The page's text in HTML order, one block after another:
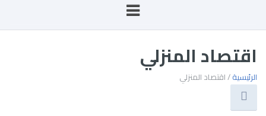
اقتصاد المنزلي
الرئيسية/ اقتصاد المنزلي